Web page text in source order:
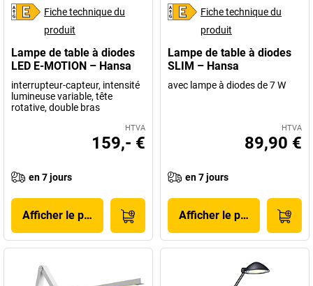
Fiche technique du
produit
Lampe de table à diodes
LED E-MOTION – Hansa
interrupteur-capteur, intensité
lumineuse variable, tête
rotative, double bras
HTVA
159,- €
en 7 jours
Afficher le produit
Fiche technique du
produit
Lampe de table à diodes
SLIM – Hansa
avec lampe à diodes de 7 W
HTVA
89,90 €
en 7 jours
Afficher le produit